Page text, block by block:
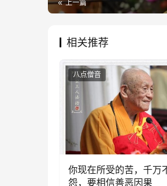
上一篇
相关推荐
八点僧音
你现在所受的苦，千万
怨，要相信善恶因果